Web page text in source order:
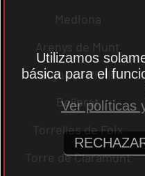
Mediona
Arenys de Munt
Bigues i Riells
Bellprat
Torrelles de Foix
Torre de Claramunt
Utilizamos
básica para el
Ver políticas